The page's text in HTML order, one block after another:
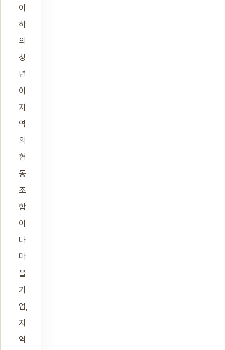
이
하
의
청
년
이
지
역
의
협
동
조
합
이
나
마
을
기
업,
지
역